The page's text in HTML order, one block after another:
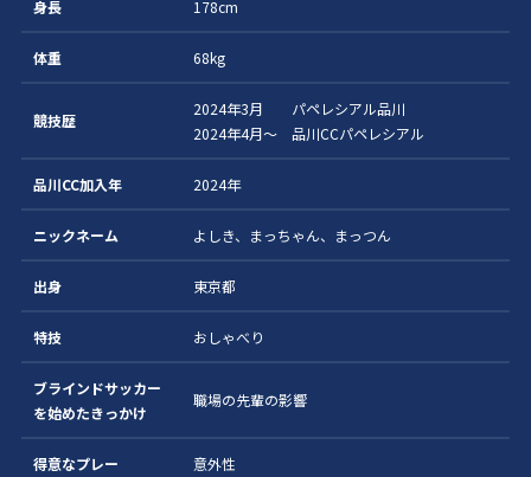
身長 178cm
体重 68kg
競技歴
2024年3月 パペレシアル品川
2024年4月〜 品川CCパペレシアル
品川CC加入年 2024年
ニックネーム よしき、まっちゃん、まっつん
出身 東京都
特技 おしゃべり
ブラインドサッカー
を始めたきっかけ
職場の先輩の影響
得意なプレー 意外性